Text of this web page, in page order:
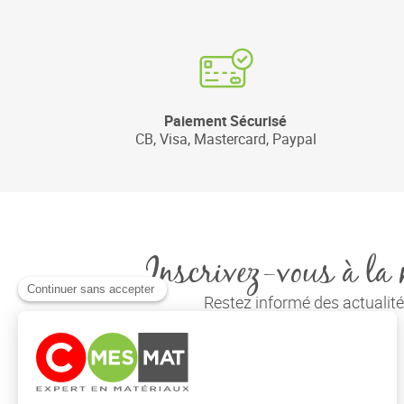
Paiement Sécurisé
CB, Visa, Mastercard, Paypal
Inscrivez-vous à la
Restez informé des